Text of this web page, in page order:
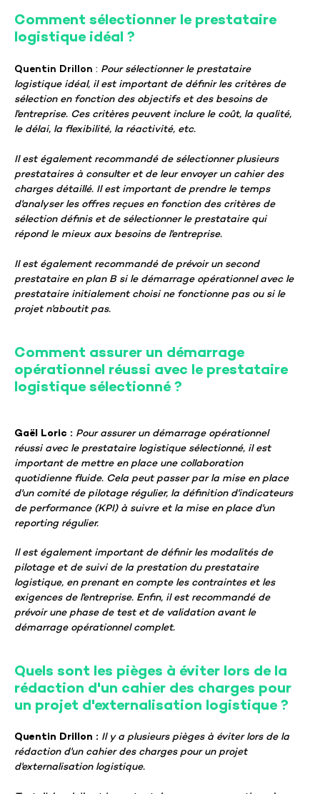
Comment sélectionner le prestataire
logistique idéal ?
Quentin Drillon : Pour sélectionner le prestataire
logistique idéal, il est important de définir les critères de
sélection en fonction des objectifs et des besoins de
l'entreprise. Ces critères peuvent inclure le coût, la qualité,
le délai, la flexibilité, la réactivité, etc.
Il est également recommandé de sélectionner plusieurs
prestataires à consulter et de leur envoyer un cahier des
charges détaillé. Il est important de prendre le temps
d'analyser les offres reçues en fonction des critères de
sélection définis et de sélectionner le prestataire qui
répond le mieux aux besoins de l'entreprise.
Il est également recommandé de prévoir un second
prestataire en plan B si le démarrage opérationnel avec le
prestataire initialement choisi ne fonctionne pas ou si le
projet n'aboutit pas.
Comment assurer un démarrage
opérationnel réussi avec le prestataire
logistique sélectionné ?
Gaël Loric : Pour assurer un démarrage opérationnel
réussi avec le prestataire logistique sélectionné, il est
important de mettre en place une collaboration
quotidienne fluide. Cela peut passer par la mise en place
d'un comité de pilotage régulier, la définition d'indicateurs
de performance (KPI) à suivre et la mise en place d'un
reporting régulier.
Il est également important de définir les modalités de
pilotage et de suivi de la prestation du prestataire
logistique, en prenant en compte les contraintes et les
exigences de l'entreprise. Enfin, il est recommandé de
prévoir une phase de test et de validation avant le
démarrage opérationnel complet.
Quels sont les pièges à éviter lors de la
rédaction d'un cahier des charges pour
un projet d'externalisation logistique ?
Quentin Drillon : Il y a plusieurs pièges à éviter lors de la
rédaction d'un cahier des charges pour un projet
d'externalisation logistique.